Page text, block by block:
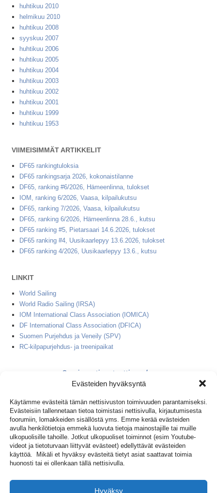
Evästeiden hyväksyntä
Käytämme evästeitä tämän nettisivuston toimivuuden parantamiseksi.
Evästeisiin tallennetaan tietoa toimistasi nettisivulla, kirjautumisesta
foorumiin, lomakkeiden sisällöstä yms. Emme kerää evästeiden
avulla henkilötietoja emmekä luovuta tietoja mainostajille tai muille
ulkopuolisille tahoille. Jotkut ulkopuoliset toiminnot (esim Youtube-
videot ja tietoturvaan liittyvät evästeet) edellyttävät evästeiden
käyttöä. Mikäli et hyväksy evästeitä tietyt asiat saattavat toimia
huonosti tai ei ollenkaan tällä nettisivulla.
Hyväksy
huhtikuu 2010
helmikuu 2010
huhtikuu 2008
syyskuu 2007
huhtikuu 2006
huhtikuu 2005
huhtikuu 2004
huhtikuu 2003
huhtikuu 2002
huhtikuu 2001
huhtikuu 1999
huhtikuu 1953
VIIMEISIMMÄT ARTIKKELIT
DF65 rankingtuloksia
DF65 rankingsarja 2026, kokonaistilanne
DF65, ranking #6/2026, Hämeenlinna, tulokset
IOM, ranking 6/2026, Vaasa, kilpailukutsu
DF65, ranking 7/2026, Vaasa, kilpailukutsu
DF65, ranking 6/2026, Hämeenlinna 28.6., kutsu
DF65 ranking #5, Pietarsaari 14.6.2026, tulokset
DF65 ranking #4, Uusikaarlepyy 13.6.2026, tulokset
DF65 ranking 4/2026, Uusikaarlepyy 13.6., kutsu
LINKIT
World Sailing
World Radio Sailing (IRSA)
IOM International Class Association (IOMICA)
DF International Class Association (DFICA)
Suomen Purjehdus ja Veneily (SPV)
RC-kilpapurjehdus- ja treenipaikat
2 minuutin starttinauha
1+2 minuutin starttinauha
(IOM ja DF65 peräkkäin)
Kirjaudu foorumiin